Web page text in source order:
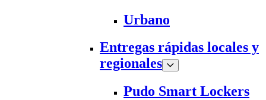
Urbano
Entregas rápidas locales y
regionales
Pudo Smart Lockers